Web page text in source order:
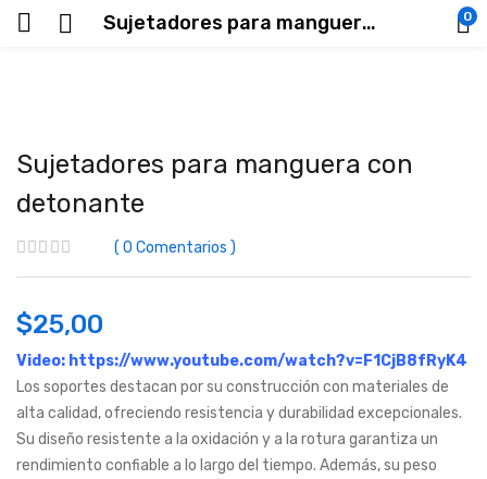
Sujetadores para manguera con detonante 0
Sujetadores para manguera con
detonante
0 Comentarios
$25,00
Video: https://www.youtube.com/watch?v=F1CjB8fRyK4
Los soportes destacan por su construcción con materiales de
alta calidad, ofreciendo resistencia y durabilidad excepcionales.
Su diseño resistente a la oxidación y a la rotura garantiza un
rendimiento confiable a lo largo del tiempo. Además, su peso